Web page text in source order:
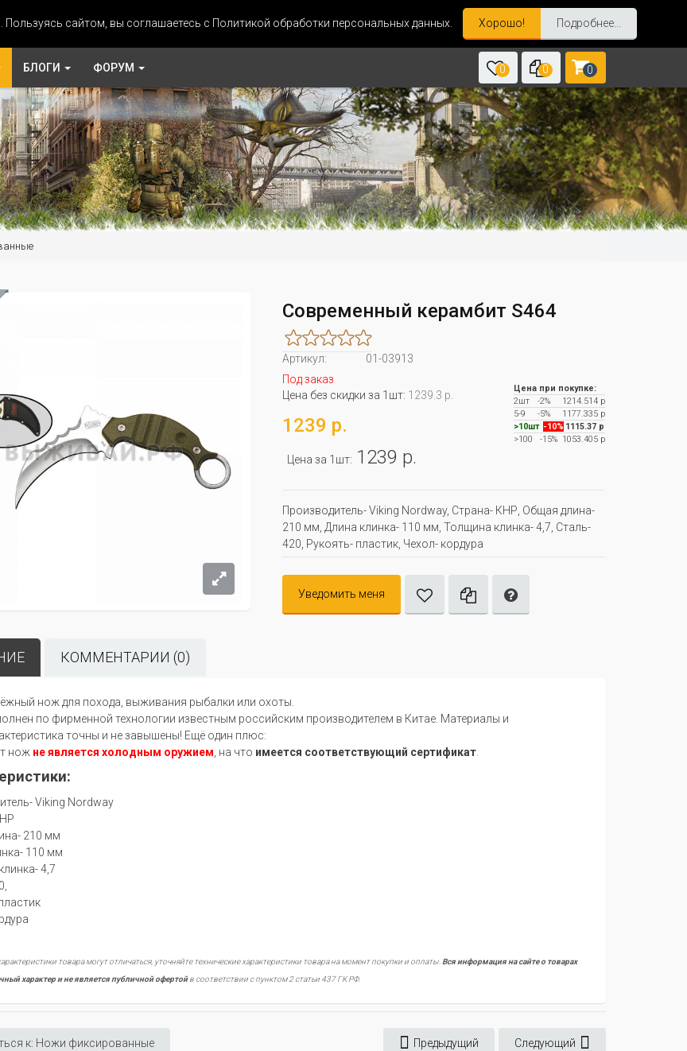
сайтом, вы соглашаетесь с Политикой обработки персональных данных. Хорошо! Подробнее...
БЛОГИ ФОРУМ 0 0 0
Современный керамбит S464
Артикул:
01-03913
Под заказ
Цена без скидки за 1шт: 1239.3 р.
1239 р.
Цена за 1шт: 1239 р.
Цена при покупке:
2шт
-2%
1214.514 р
5-9
-5%
1177.335 р
>10шт -10% 1115.37 р
>100
-15%1053.405 р
Производитель- Viking Nordway, Страна- КНР, Oбщая длина-
210 мм, Длина клинка- 110 мм, Толщина клинка- 4,7, Сталь-
420, Рукоять- пластик, Чехол- кордура
Уведомить меня
КОММЕНТАРИИ (0)
нож для похода, выживания рыбалки или охоты.
по фирменной технологии известным российским производителем в Китае. Материалы и
точны и не завышены! Ещё один плюс:
нож не является холодным оружием, на что имеется соответствующий сертификат.
Viking Nordway
210 мм
110 мм
4,7
товара могут отличаться, уточняйте технические характеристики товара на момент покупки и оплаты.Вся информация на сайте о товарах
характер и не является публичной офертойв соответствии с пунктом 2 статьи 437 ГК РФ.
к: Ножи фиксированные Предыдущий Следующий